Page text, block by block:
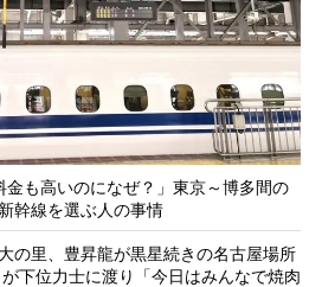
金も高いのになぜ？」東京～博多間の
幹線を選ぶ人の事情
の里、豊昇龍が黒星続きの名古屋場所
下位力士に渡り「今日はみんなで焼肉